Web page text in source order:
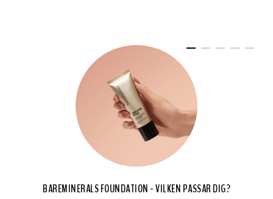
BAREMINERALS FOUNDATION - VILKEN PASSAR DIG?